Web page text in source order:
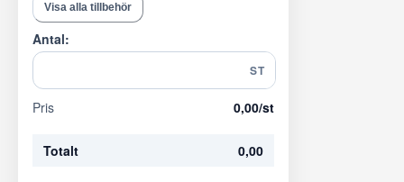
Visa alla tillbehör
Antal:
ST
Pris 0,00/st
Totalt 0,00